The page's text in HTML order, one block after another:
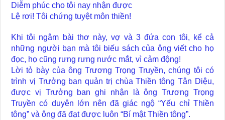
Diễm phúc cho tôi nay nhận được
Lệ rơi! Tôi chứng tuyệt môn thiền!
Khi tôi ngâm bài thơ này, vợ và 3 đứa con tôi, kể cả
những người bạn mà tôi biếu sách của ông viết cho họ
đọc, họ cũng rưng rưng nước mắt, vì cảm động!
Lời tỏ bày của ông Trương Trọng Truyền, chúng tôi có
trình vị Trưởng ban quản trị chùa Thiền tông Tân Diệu,
được vị Trưởng ban ghi nhận là ông Trương Trọng
Truyền có duyên lớn nên đã giác ngộ “Yếu chỉ Thiền
tông” và ông đã đạt được luôn “Bí mật Thiền tông”.